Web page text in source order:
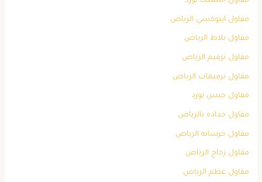
مقاول ايبوكسي الرياض
مقاول بلاط الرياض
مقاول ترميم الرياض
مقاول ترميمات الرياض
مقاول جبس بورد
مقاول حداده بالرياض
مقاول خرسانه الرياض
مقاول زجاج الرياض
مقاول عظم الرياض